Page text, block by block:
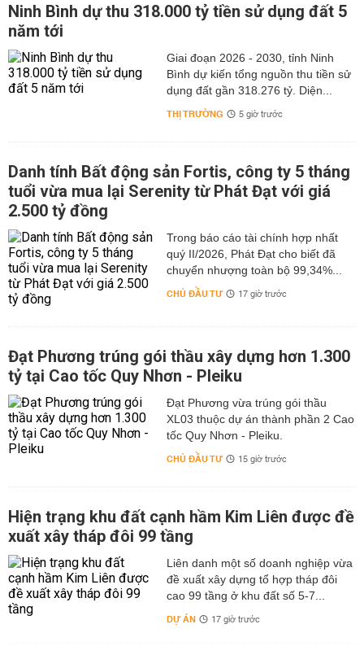
Ninh Bình dự thu 318.000 tỷ tiền sử dụng đất 5
năm tới
Giai đoạn 2026 - 2030, tỉnh Ninh
Bình dự kiến tổng nguồn thu tiền sử
dụng đất gần 318.276 tỷ. Diện...
THỊ TRƯỜNG 5 giờ trước
Danh tính Bất động sản Fortis, công ty 5 tháng
tuổi vừa mua lại Serenity từ Phát Đạt với giá
2.500 tỷ đồng
Trong báo cáo tài chính hợp nhất
quý II/2026, Phát Đạt cho biết đã
chuyển nhượng toàn bộ 99,34%...
CHỦ ĐẦU TƯ 17 giờ trước
Đạt Phương trúng gói thầu xây dựng hơn 1.300
tỷ tại Cao tốc Quy Nhơn - Pleiku
Đạt Phương vừa trúng gói thầu
XL03 thuộc dự án thành phần 2 Cao
tốc Quy Nhơn - Pleiku.
CHỦ ĐẦU TƯ 15 giờ trước
Hiện trạng khu đất cạnh hầm Kim Liên được đề
xuất xây tháp đôi 99 tầng
Liên danh một số doanh nghiệp vừa
đề xuất xây dựng tổ hợp tháp đôi
cao 99 tầng ở khu đất số 5-7...
DỰ ÁN 17 giờ trước